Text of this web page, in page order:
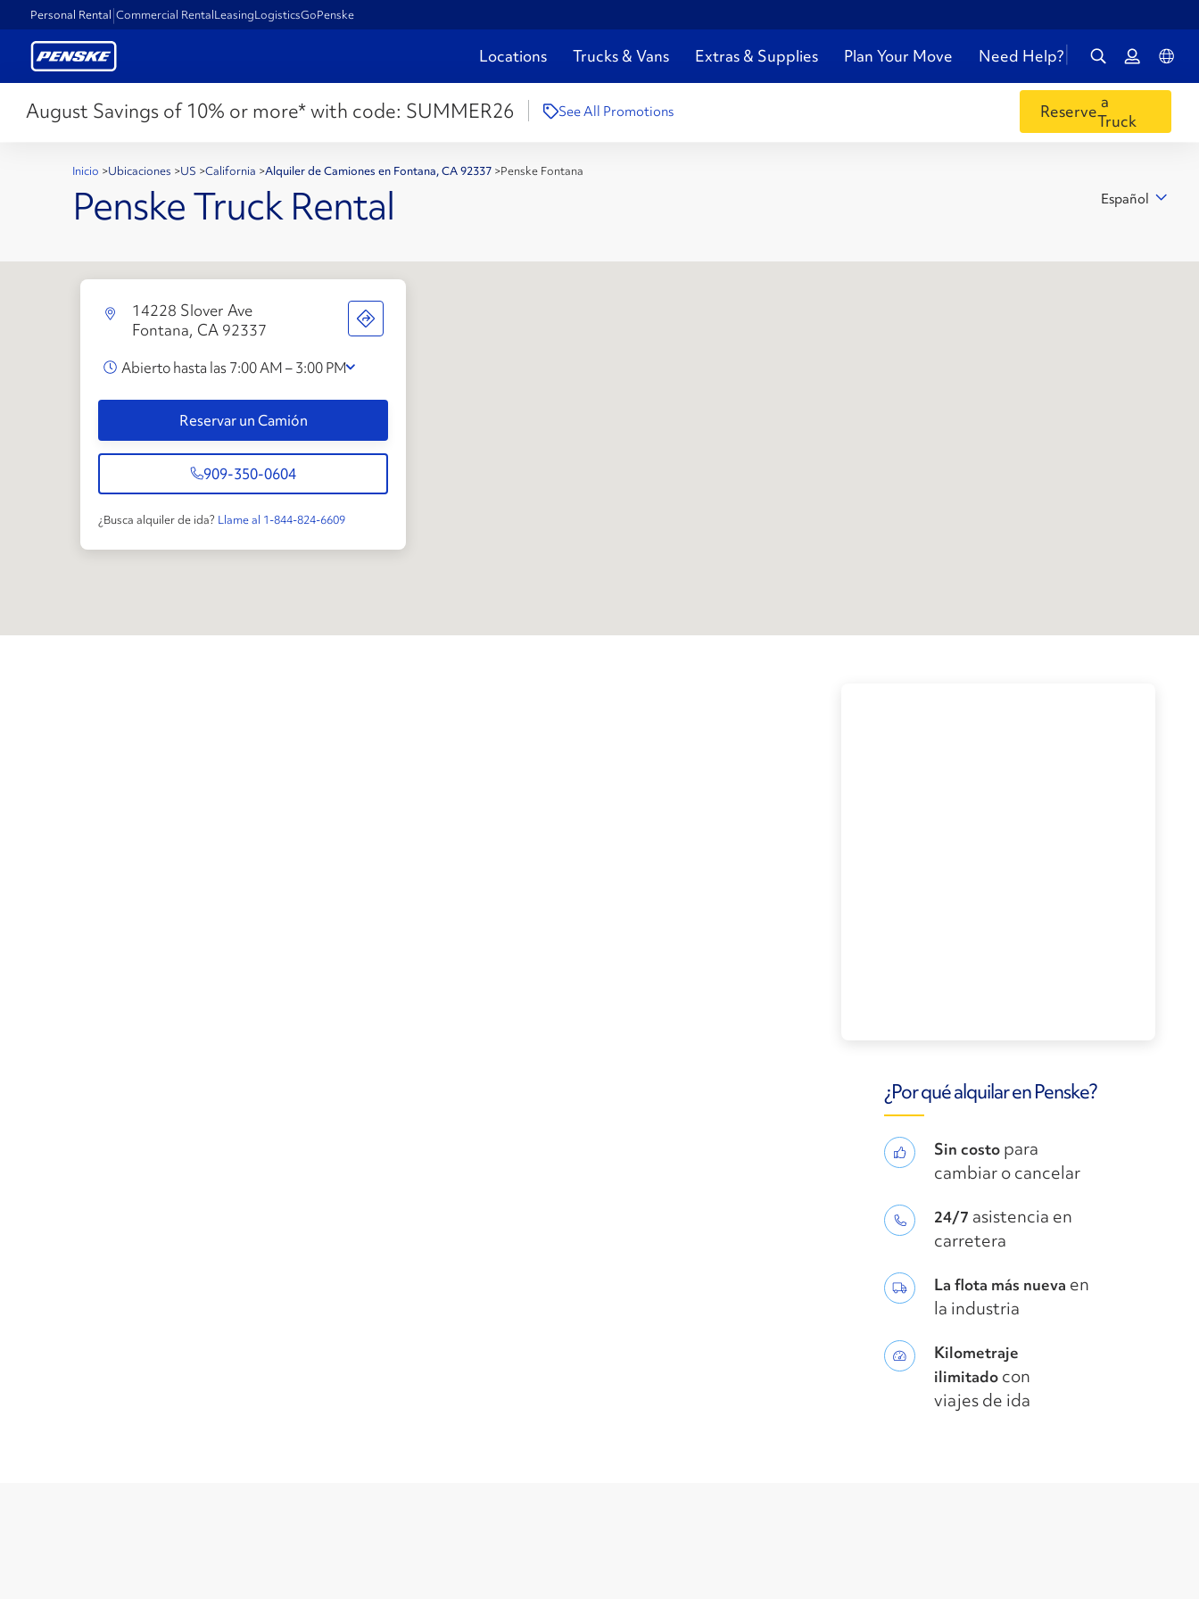
Personal Rental Commercial RentalLeasingLogisticsGoPenske
Locations Trucks & Vans Extras & Supplies Plan Your Move Need Help?
August Savings of 10% or more* with code: SUMMER26 See All Promotions Reservea
Truck
Inicio >Ubicaciones >US >California >Alquiler de Camiones en Fontana, CA 92337 >Penske Fontana
Penske Truck Rental Español
14228 Slover Ave
Fontana, CA 92337
Abierto hasta las 7:00 AM – 3:00 PM
Reservar un Camión
909-350-0604
¿Busca alquiler de ida? Llame al 1-844-824-6609
¿Por qué alquilar en Penske?
Sin costo para
cambiar o cancelar
24/7 asistencia en
carretera
La flota más nueva en
la industria
Kilometraje
ilimitado con
viajes de ida